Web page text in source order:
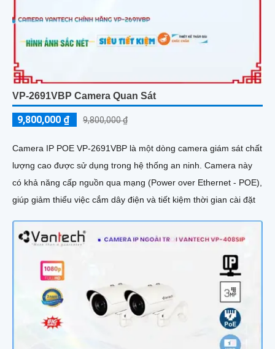
VP-2691VBP Camera Quan Sát
9,800,000 ₫ 9,800,000 ₫
Camera IP POE VP-2691VBP là một dòng camera giám sát chất
lượng cao được sử dụng trong hệ thống an ninh. Camera này
có khả năng cấp nguồn qua mạng (Power over Ethernet - POE),
giúp giảm thiểu việc cắm dây điện và tiết kiệm thời gian cài đặt